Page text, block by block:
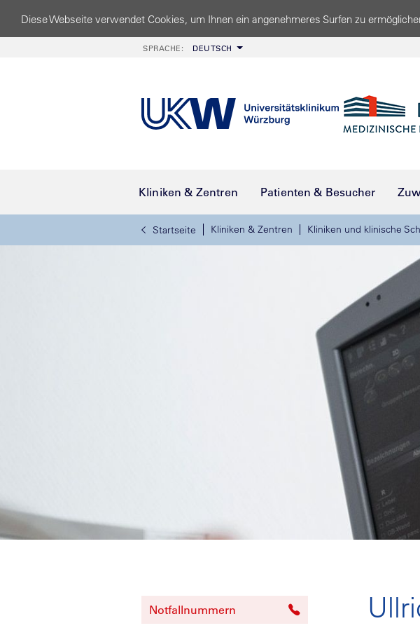
Diese Webseite verwendet Cookies, um Ihnen ein angenehmeres Surfen zu
SPRACHE: DEUTSCH
Kliniken & Zentren Patienten & Besucher
Startseite Kliniken & Zentren Kliniken und klinische
Notfallnummern